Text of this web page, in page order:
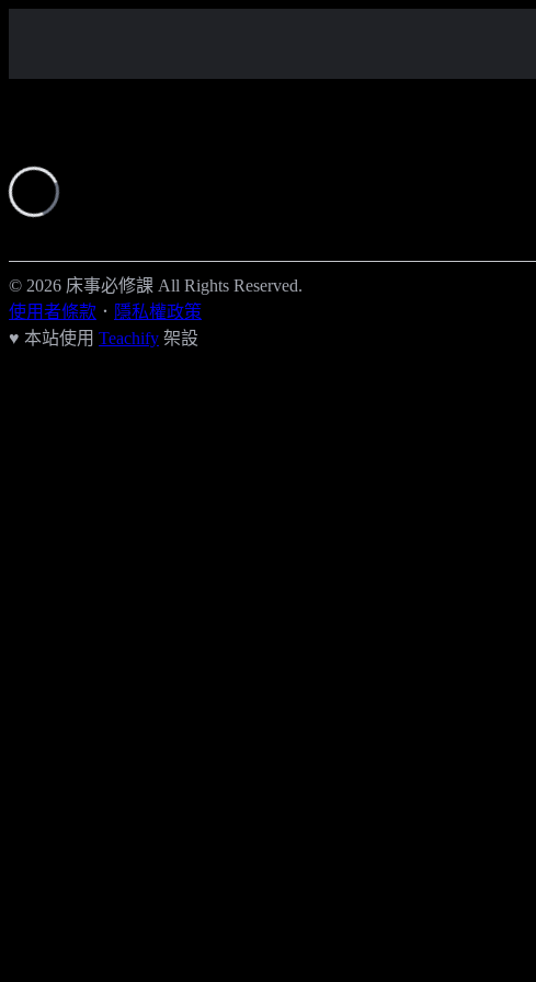
© 2026 床事必修課 All Rights Reserved.
使用者條款 ． 隱私權政策
♥ 本站使用 Teachify 架設